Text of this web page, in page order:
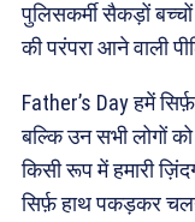
पुलिसकर्मी सैकड़ों
की परंपरा आने वाली
Father’s Day हमें
बल्कि उन सभी लोगों
किसी रूप में हमारी
सिर्फ़ हाथ पकड़कर